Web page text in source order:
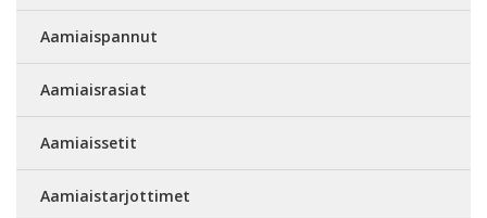
Aamiaispannut
Aamiaisrasiat
Aamiaissetit
Aamiaistarjottimet